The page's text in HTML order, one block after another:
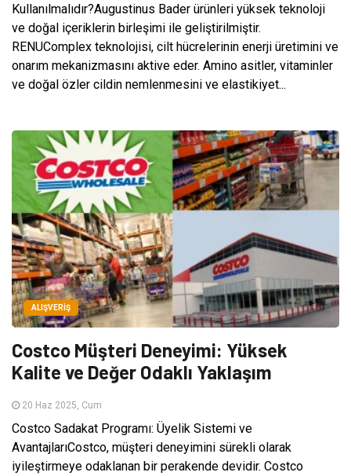
Kullanılmalıdır?Augustinus Bader ürünleri yüksek teknoloji
ve doğal içeriklerin birleşimi ile geliştirilmiştir.
RENUComplex teknolojisi, cilt hücrelerinin enerji üretimini ve
onarım mekanizmasını aktive eder. Amino asitler, vitaminler
ve doğal özler cildin nemlenmesini ve elastikiyet...
ALIŞVERIŞ
Costco Müşteri Deneyimi: Yüksek
Kalite ve Değer Odaklı Yaklaşım
20 Haz 2025, Cum
Costco Sadakat Programı: Üyelik Sistemi ve
AvantajlarıCostco, müşteri deneyimini sürekli olarak
iyileştirmeye odaklanan bir perakende devidir. Costco